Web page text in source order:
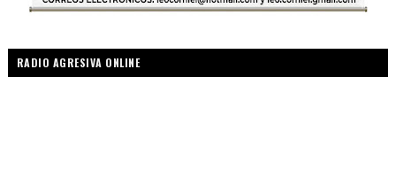
RADIO AGRESIVA ONLINE